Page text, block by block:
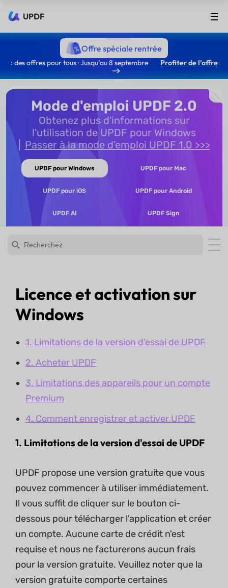
UPDF
Offre spéciale rentrée
: des offres pour tous · Jusqu’au 8 septembre Profiter de l’offre
Mode d'emploi UPDF 2.0
Obtenez plus d'informations sur
l'utilisation de UPDF pour Windows
Passer à la mode d'emploi UPDF 1.0 >>>
UPDF pour Windows UPDF pour Mac
UPDF pour iOS UPDF pour Android
UPDF AI UPDF Sign
Licence et activation sur
Windows
1. Limitations de la version d'essai de UPDF
2. Acheter UPDF
3. Limitations des appareils pour un compte
Premium
4. Comment enregistrer et activer UPDF
1. Limitations de la version d'essai de UPDF
UPDF propose une version gratuite que vous
pouvez commencer à utiliser immédiatement.
Il vous suffit de cliquer sur le bouton ci-
dessous pour télécharger l'application et créer
un compte. Aucune carte de crédit n'est
requise et nous ne facturerons aucun frais
pour la version gratuite. Veuillez noter que la
version gratuite comporte certaines